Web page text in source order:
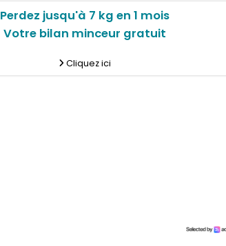
Perdez jusqu'à 7 kg en 1 mois
Votre bilan minceur gratuit
Cliquez ici